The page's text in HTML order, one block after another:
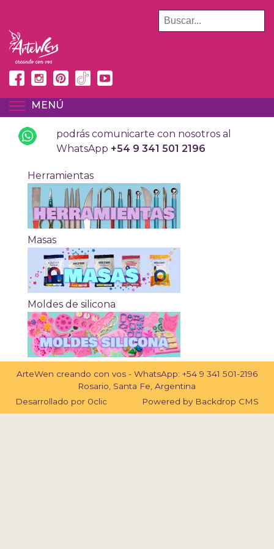
contenido
principal
BUSCAR
MENÚ
podrás comunicarte con nosotros al
WhatsApp +54 9 341 501 2196
Herramientas
Masas
Moldes de silicona
ArteWen creando con vos - WhatsApp: +54 9 341 501-2196
Rosario, Santa Fe, Argentina
Desarrollado por 0clic Powered by Backdrop CMS